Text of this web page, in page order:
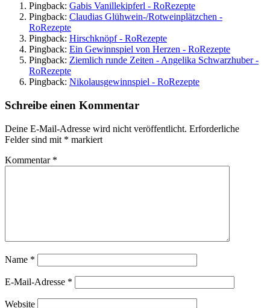
Pingback: Gabis Vanillekipferl - RoRezepte
Pingback: Claudias Glühwein-/Rotweinplätzchen -
RoRezepte
Pingback: Hirschknöpf - RoRezepte
Pingback: Ein Gewinnspiel von Herzen - RoRezepte
Pingback: Ziemlich runde Zeiten - Angelika Schwarzhuber -
RoRezepte
Pingback: Nikolausgewinnspiel - RoRezepte
Schreibe einen Kommentar
Deine E-Mail-Adresse wird nicht veröffentlicht. Erforderliche
Felder sind mit * markiert
Kommentar *
Name *
E-Mail-Adresse *
Website